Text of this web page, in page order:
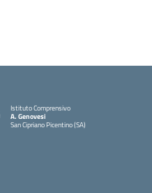
Istituto Comprensivo
A. Genovesi
San Cipriano Picentino (SA)
— Visita la pagina iniziale della scuola